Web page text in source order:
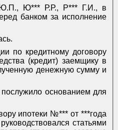
Ю*** Р.Р., Р*** Г.И., в
банком за исполнение
по кредитному договору
(кредит) заемщику в
денежную сумму и
основанием для
ипотеки №*** от ***года
статьями